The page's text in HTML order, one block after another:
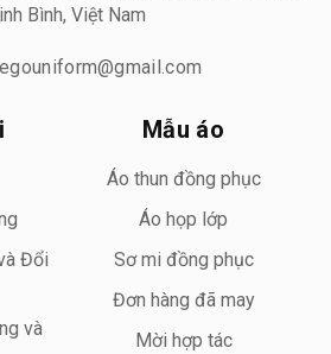
Bình, Việt Nam
Đổi
và
Mẫu áo
Áo thun đồng phục
Áo họp lớp
Sơ mi đồng phục
Đơn hàng đã may
Mời hợp tác